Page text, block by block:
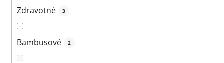
Zdravotné 3
Bambusové 2